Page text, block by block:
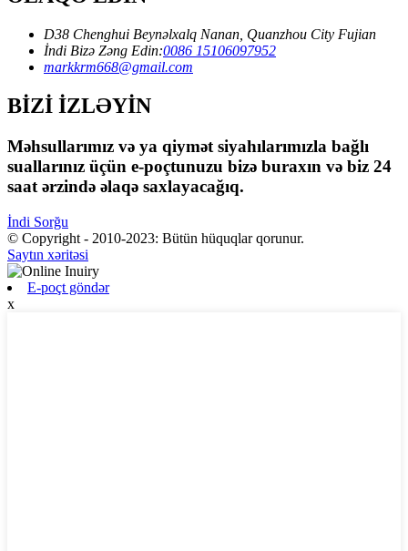
D38 Chenghui Beynəlxalq Nanan, Quanzhou City Fujian
İndi Bizə Zəng Edin:0086 15106097952
markkrm668@gmail.com
BİZİ İZLƏYİN
Məhsullarımız və ya qiymət siyahılarımızla bağlı
suallarınız üçün e-poçtunuzu bizə buraxın və biz 24
saat ərzində əlaqə saxlayacağıq.
İndi Sorğu
© Copyright - 2010-2023: Bütün hüquqlar qorunur.
Saytın xəritəsi
E-poçt göndər
x